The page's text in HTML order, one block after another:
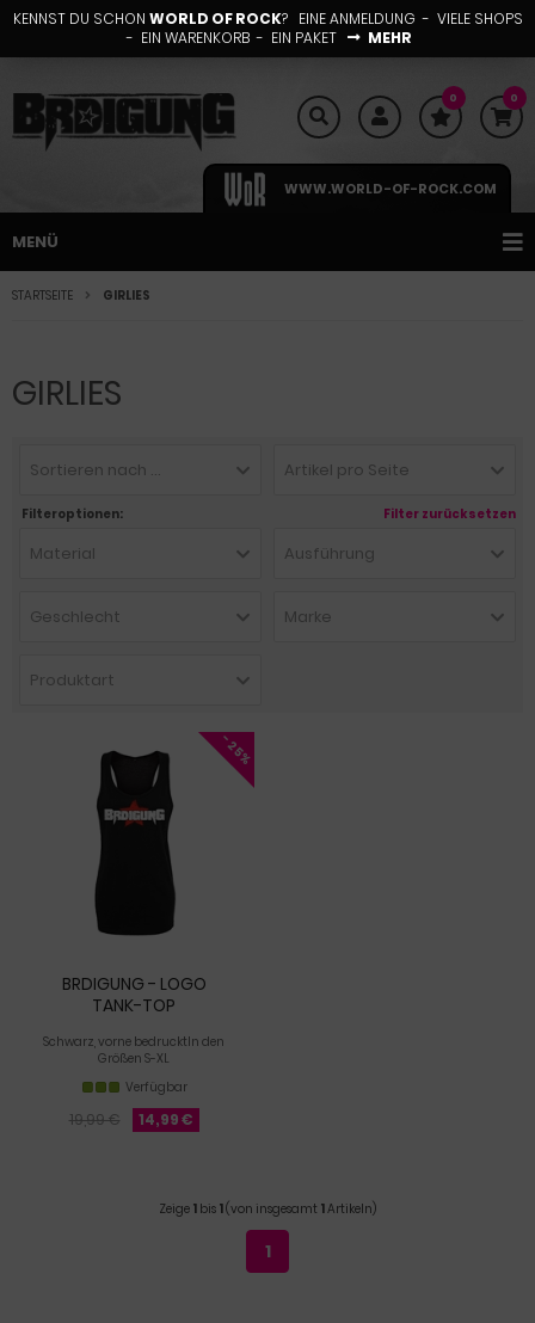
KENNST DU SCHON WORLD OF ROCK? EINE ANMELDUNG - VIELE SHOPS
- EIN WARENKORB - EIN PAKET
MEHR
0 0
WWW.WORLD-OF-ROCK.COM
MENÜ
STARTSEITE GIRLIES
GIRLIES
Sortieren nach ... Artikel pro Seite
Filteroptionen: Filter zurücksetzen
Material Ausführung
Geschlecht Marke
Produktart
BRDIGUNG - LOGO
TANK-TOP
Schwarz, vorne bedrucktIn den
Größen S-XL
Verfügbar
19,99 € 14,99 €
- 25%
Zeige 1 bis 1(von insgesamt 1Artikeln)
1